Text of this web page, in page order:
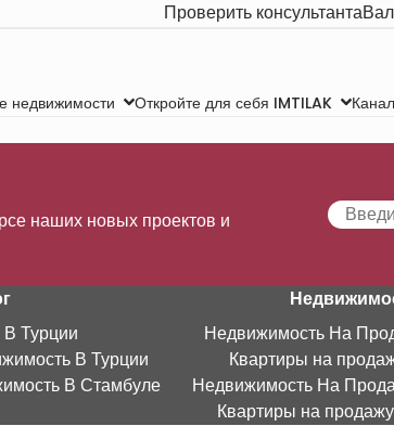
Проверить консультанта
недвижимости Откройте для себя IMTILAK
наших новых проектов и
Турции
В Турции
В Стамбуле
Недвижимость На
Квартиры на
Недвижимость На
Квартиры на